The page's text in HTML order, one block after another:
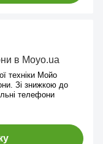
в Moyo.ua
техніки Мойо
Зі знижкою до
телефони